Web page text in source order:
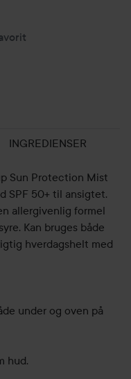
INGREDIENSER
Sun Protection Mist
SPF 50+ til ansigtet.
allergivenlig formel
Kan bruges både
hverdagshelt med
under og oven på
hud.